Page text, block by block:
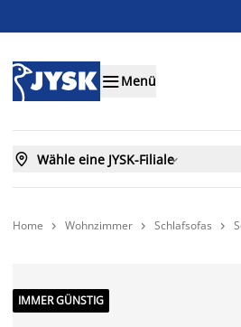
Menü
 Wähle eine JYSK-Filiale
Home  Wohnzimmer  Schlafsofas 
IMMER GÜNSTIG